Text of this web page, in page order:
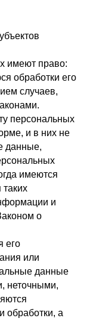
имеют право:
обработки его
случаев,
персональных
и в них не
данные,
имеются
и
о
его
или
данные
неточными,
обработки, а